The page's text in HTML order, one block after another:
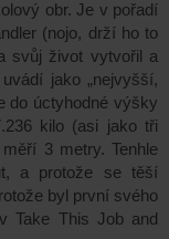
obr. Je v pořadí
(nojo, drží ho to
svůj život vytvořil a
jako „nejvyšší,
do úctyhodné výšky
kilo (asi jako tři
3 metry. Tenhle
a protože se těší
byl první svého
Take This Job and